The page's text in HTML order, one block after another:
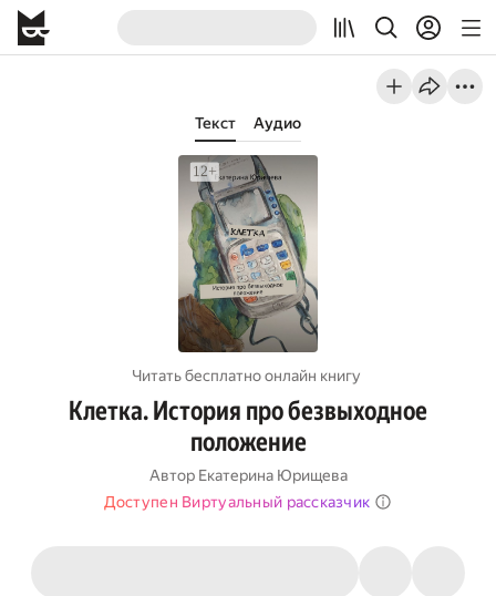
Текст Аудио
Читать бесплатно онлайн книгу
Клетка. История про безвыходное
положение
Автор Екатерина Юрищева
Доступен Виртуальный рассказчик